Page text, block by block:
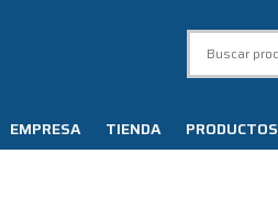
EMPRESA TIENDA PRODUCTOS